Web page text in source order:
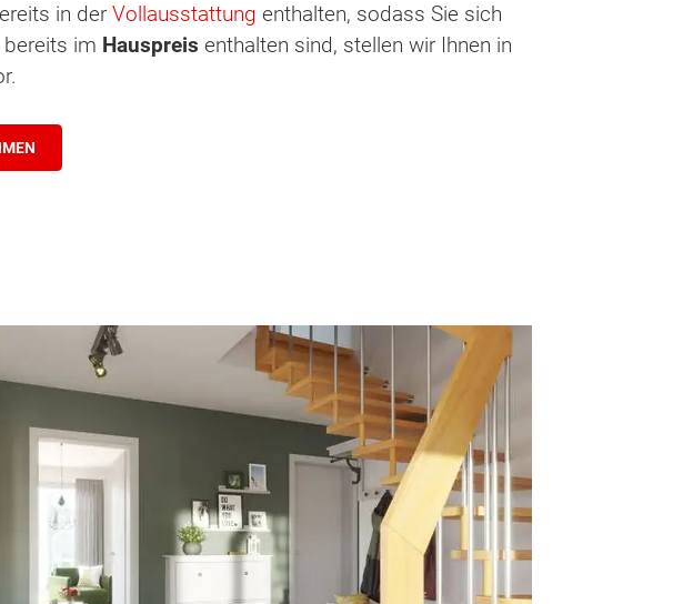
in der Vollausstattung enthalten, sodass Sie sich
im Hauspreis enthalten sind, stellen wir Ihnen in